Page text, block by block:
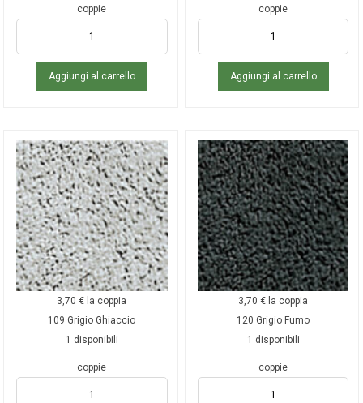
coppie
Aggiungi al carrello
coppie
Aggiungi al carrello
3,70€ la coppia
109 Grigio Ghiaccio
1 disponibili
coppie
3,70€ la coppia
120 Grigio Fumo
1 disponibili
coppie